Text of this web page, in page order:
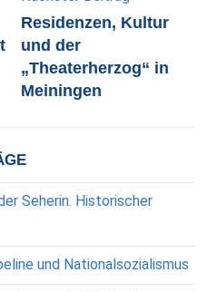
Residenzen, Kultur
und der
„Theaterherzog“ in
Meiningen
Seherin. Historischer
und Nationalsozialismus